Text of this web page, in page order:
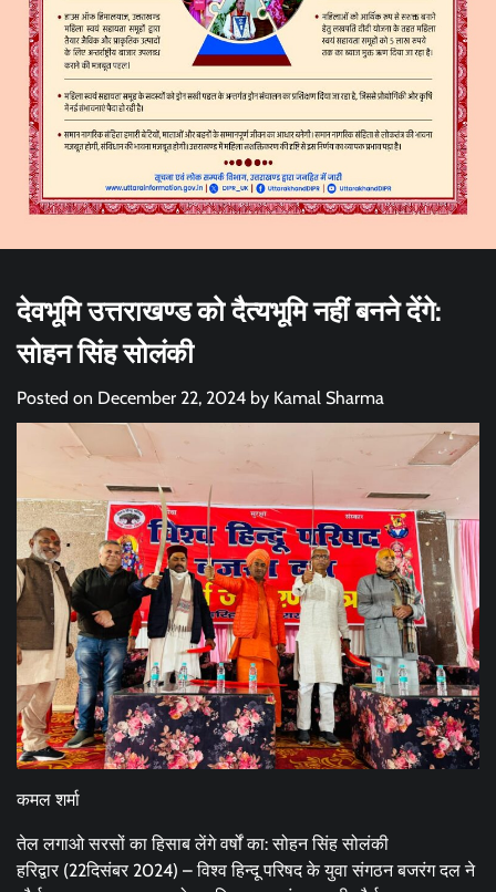
देवभूमि उत्तराखण्ड को दैत्यभूमि नहीं बनने देंगे:
सोहन सिंह सोलंकी
Posted on December 22, 2024 by Kamal Sharma
कमल शर्मा
तेल लगाओ सरसों का हिसाब लेंगे वर्षों का: सोहन सिंह सोलंकी
हरिद्वार (22दिसंबर 2024) – विश्व हिन्दू परिषद के युवा संगठन बजरंग दल ने